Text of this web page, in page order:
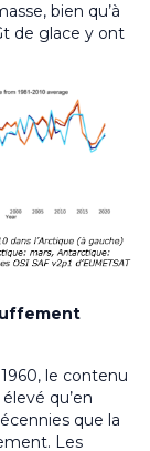
bien qu’à
de glace y ont
le contenu
qu’en
que la
Les